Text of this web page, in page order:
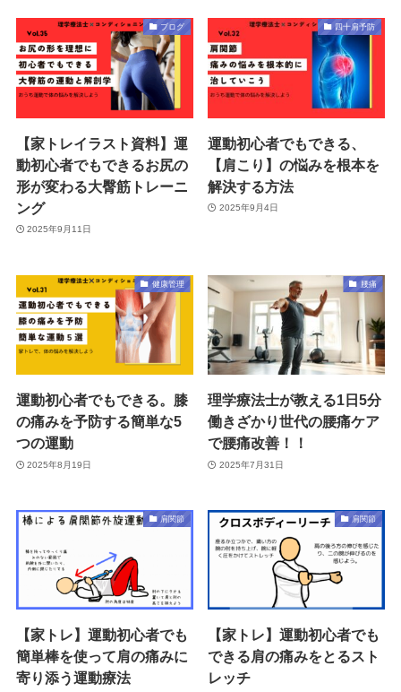
ブログ
【家トレイラスト資料】運
動初心者でもできるお尻の
形が変わる大臀筋トレーニ
ング
2025年9月11日
四十肩予防
運動初心者でもできる、
【肩こり】の悩みを根本を
解決する方法
2025年9月4日
健康管理
運動初心者でもできる。膝
の痛みを予防する簡単な5
つの運動
2025年8月19日
腰痛
理学療法士が教える1日5分
働きざかり世代の腰痛ケア
で腰痛改善！！
2025年7月31日
肩関節
【家トレ】運動初心者でも
簡単棒を使って肩の痛みに
寄り添う運動療法
肩関節
【家トレ】運動初心者でも
できる肩の痛みをとるスト
レッチ